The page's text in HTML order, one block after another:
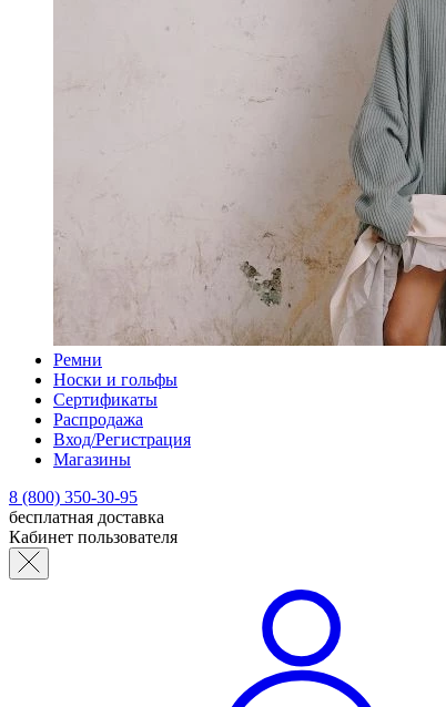
Ремни
Носки и гольфы
Сертификаты
Распродажа
Вход/Регистрация
Магазины
8 (800) 350-30-95
бесплатная доставка
Кабинет пользователя